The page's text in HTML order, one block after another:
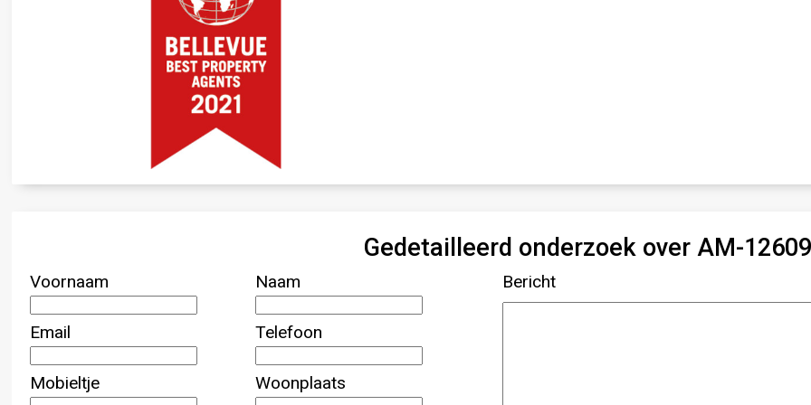
Gedetailleerd onderzoek over AM-
Voornaam Naam
Email Telefoon
Mobieltje Woonplaats
Bericht